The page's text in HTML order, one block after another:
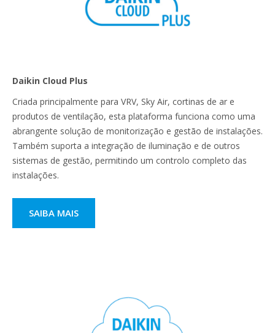
Daikin Cloud Plus
Criada principalmente para VRV, Sky Air, cortinas de ar e
produtos de ventilação, esta plataforma funciona como uma
abrangente solução de monitorização e gestão de instalações.
Também suporta a integração de iluminação e de outros
sistemas de gestão, permitindo um controlo completo das
instalações.
SAIBA MAIS